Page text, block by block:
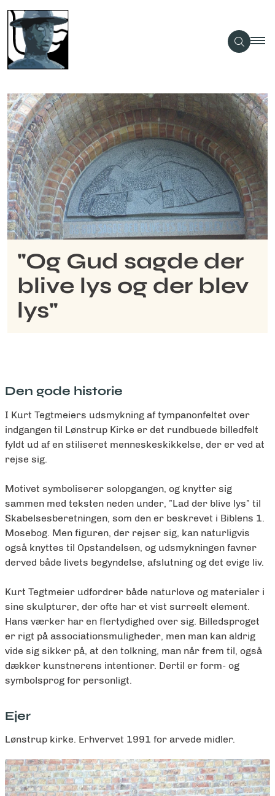
"Og Gud sagde der
blive lys og der blev
lys"
Den gode historie
I Kurt Tegtmeiers udsmykning af tympanonfeltet over
indgangen til Lønstrup Kirke er det rundbuede billedfelt
fyldt ud af en stiliseret menneskeskikkelse, der er ved at
rejse sig.
Motivet symboliserer solopgangen, og knytter sig
sammen med teksten neden under, ”Lad der blive lys” til
Skabelsesberetningen, som den er beskrevet i Biblens 1.
Mosebog. Men figuren, der rejser sig, kan naturligvis
også knyttes til Opstandelsen, og udsmykningen favner
derved både livets begyndelse, afslutning og det evige liv.
Kurt Tegtmeier udfordrer både naturlove og materialer i
sine skulpturer, der ofte har et vist surreelt element.
Hans værker har en flertydighed over sig. Billedsproget
er rigt på associationsmuligheder, men man kan aldrig
vide sig sikker på, at den tolkning, man når frem til, også
dækker kunstnerens intentioner. Dertil er form- og
symbolsprog for personligt.
Ejer
Lønstrup kirke. Erhvervet 1991 for arvede midler.